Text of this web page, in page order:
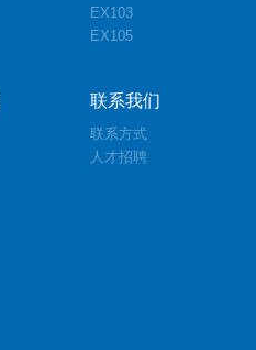
EX103
EX105
联系我们
联系方式
人才招聘